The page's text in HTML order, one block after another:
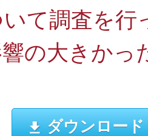
て調査を行
の大きかっ
ダウンロー